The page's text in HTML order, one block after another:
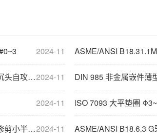
2024-11 ASME/ANSI B18.31.1M 米制
2024-11
#0~#24 DIN 985 非金属嵌件薄
2024-11 ISO 7093 大平垫圈
2024-11
钉 #6~#14 ASME/ANSI B18.6.3 G牙细牙十